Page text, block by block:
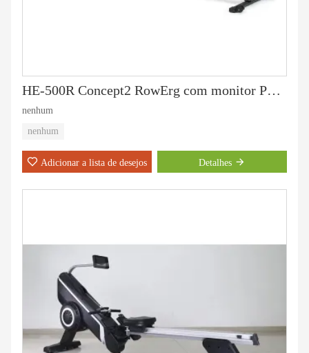
HE-500R Concept2 RowErg com monitor PM5 (preto)
nenhum
nenhum
Adicionar a lista de desejos Detalhes